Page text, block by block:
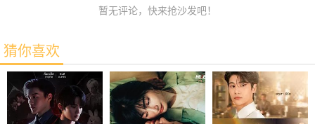
暂无评论，快来抢沙发吧！
猜你喜欢